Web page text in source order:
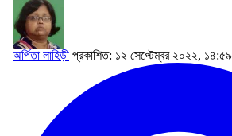
অর্পিতা লাহিড়ী প্রকাশিত: ১২ সেপ্টেম্বর ২০২২, ১৪:৫৯